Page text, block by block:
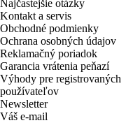
Najčastejšie otázky
Kontakt a servis
Obchodné podmienky
Ochrana osobných údajov
Reklamačný poriadok
Garancia vrátenia peňazí
Výhody pre registrovaných
používateľov
Newsletter
Váš e-mail